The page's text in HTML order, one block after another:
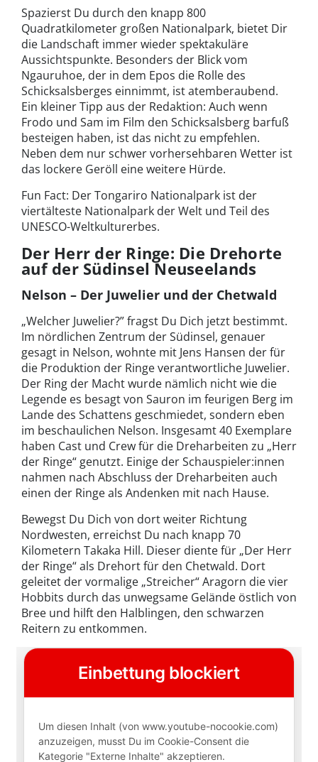
Spazierst Du durch den knapp 800
Quadratkilometer großen Nationalpark, bietet Dir
die Landschaft immer wieder spektakuläre
Aussichtspunkte. Besonders der Blick vom
Ngauruhoe, der in dem Epos die Rolle des
Schicksalsberges einnimmt, ist atemberaubend.
Ein kleiner Tipp aus der Redaktion: Auch wenn
Frodo und Sam im Film den Schicksalsberg barfuß
besteigen haben, ist das nicht zu empfehlen.
Neben dem nur schwer vorhersehbaren Wetter ist
das lockere Geröll eine weitere Hürde.
Fun Fact: Der Tongariro Nationalpark ist der
viertälteste Nationalpark der Welt und Teil des
UNESCO-Weltkulturerbes.
Der Herr der Ringe: Die Drehorte
auf der Südinsel Neuseelands
Nelson – Der Juwelier und der Chetwald
„Welcher Juwelier?” fragst Du Dich jetzt bestimmt.
Im nördlichen Zentrum der Südinsel, genauer
gesagt in Nelson, wohnte mit Jens Hansen der für
die Produktion der Ringe verantwortliche Juwelier.
Der Ring der Macht wurde nämlich nicht wie die
Legende es besagt von Sauron im feurigen Berg im
Lande des Schattens geschmiedet, sondern eben
im beschaulichen Nelson. Insgesamt 40 Exemplare
haben Cast und Crew für die Dreharbeiten zu „Herr
der Ringe“ genutzt. Einige der Schauspieler:innen
nahmen nach Abschluss der Dreharbeiten auch
einen der Ringe als Andenken mit nach Hause.
Bewegst Du Dich von dort weiter Richtung
Nordwesten, erreichst Du nach knapp 70
Kilometern Takaka Hill. Dieser diente für „Der Herr
der Ringe“ als Drehort für den Chetwald. Dort
geleitet der vormalige „Streicher“ Aragorn die vier
Hobbits durch das unwegsame Gelände östlich von
Bree und hilft den Halblingen, den schwarzen
Reitern zu entkommen.